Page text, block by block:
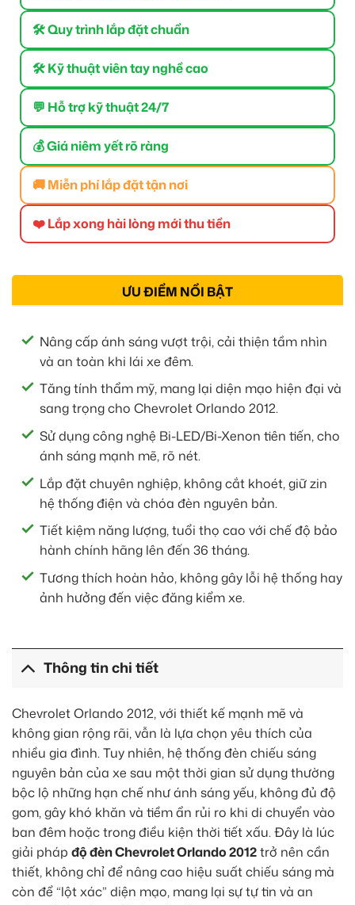
🛠 Quy trình lắp đặt chuẩn
🛠 Kỹ thuật viên tay nghề cao
💬 Hỗ trợ kỹ thuật 24/7
💰 Giá niêm yết rõ ràng
🚚 Miễn phí lắp đặt tận nơi
❤️ Lắp xong hài lòng mới thu tiền
ƯU ĐIỂM NỔI BẬT
Nâng cấp ánh sáng vượt trội, cải thiện tầm nhìn
và an toàn khi lái xe đêm.
Tăng tính thẩm mỹ, mang lại diện mạo hiện đại và
sang trọng cho Chevrolet Orlando 2012.
Sử dụng công nghệ Bi-LED/Bi-Xenon tiên tiến, cho
ánh sáng mạnh mẽ, rõ nét.
Lắp đặt chuyên nghiệp, không cắt khoét, giữ zin
hệ thống điện và chóa đèn nguyên bản.
Tiết kiệm năng lượng, tuổi thọ cao với chế độ bảo
hành chính hãng lên đến 36 tháng.
Tương thích hoàn hảo, không gây lỗi hệ thống hay
ảnh hưởng đến việc đăng kiểm xe.
Thông tin chi tiết
Chevrolet Orlando 2012, với thiết kế mạnh mẽ và
không gian rộng rãi, vẫn là lựa chọn yêu thích của
nhiều gia đình. Tuy nhiên, hệ thống đèn chiếu sáng
nguyên bản của xe sau một thời gian sử dụng thường
bộc lộ những hạn chế như ánh sáng yếu, không đủ độ
gom, gây khó khăn và tiềm ẩn rủi ro khi di chuyển vào
ban đêm hoặc trong điều kiện thời tiết xấu. Đây là lúc
giải pháp độ đèn Chevrolet Orlando 2012trở nên cần
thiết, không chỉ để nâng cao hiệu suất chiếu sáng mà
còn để “lột xác” diện mạo, mang lại sự tự tin và an